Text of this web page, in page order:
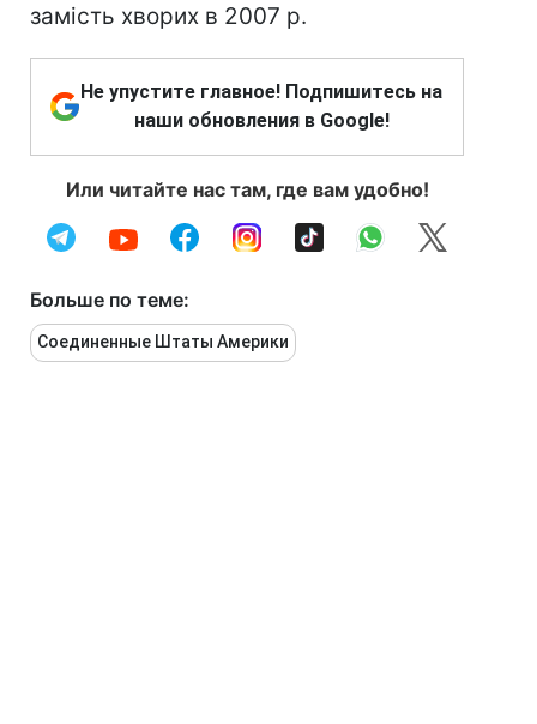
замість хворих в 2007 р.
Не упустите главное! Подпишитесь на
наши обновления в Google!
Или читайте нас там, где вам удобно!
Больше по теме:
Соединенные Штаты Америки